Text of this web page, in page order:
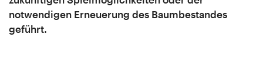
notwendigen Erneuerung des Baumbestandes
geführt.